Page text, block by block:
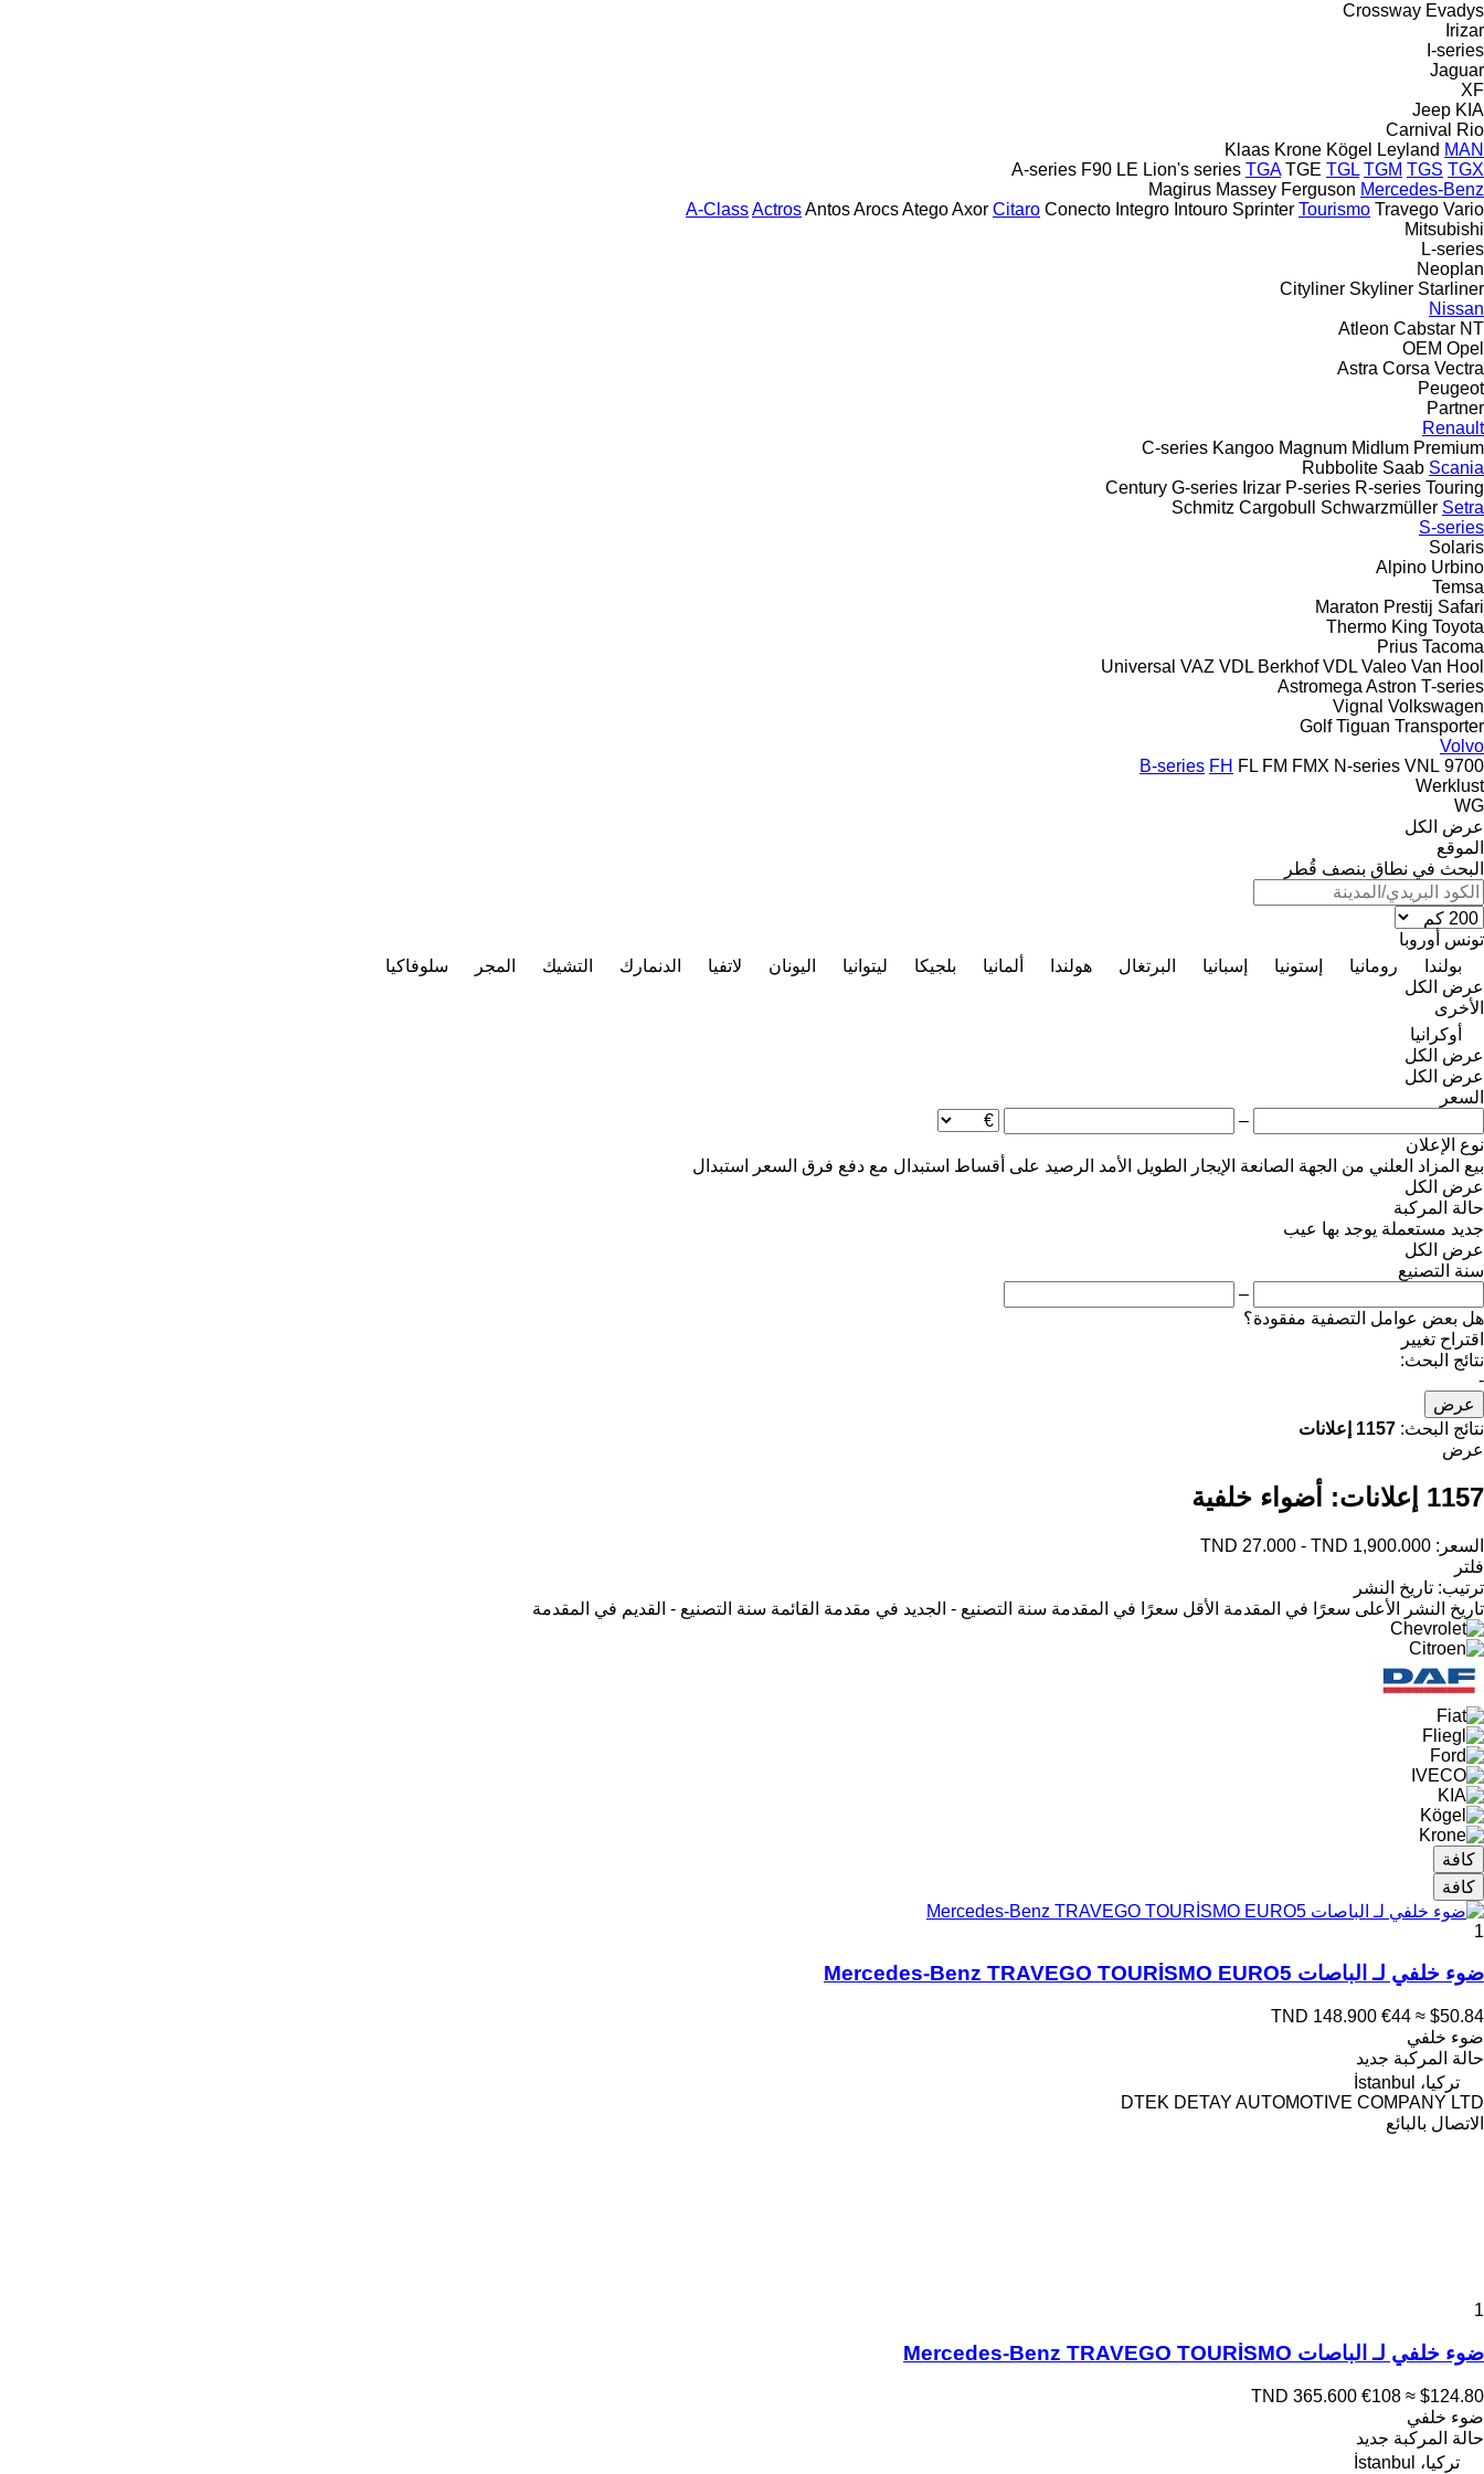
Crossway Evadys
Irizar
I-series
Jaguar
XF
Jeep KIA
Carnival
Rio
Klaas Krone Kögel Leyland MAN
A-series F90 LE Lion's series TGA TGE TGL TGM TGS TGX
Magirus Massey Ferguson Mercedes-Benz
A-ClassActrosAntosArocsAtegoAxor Citaro Conecto Integro Intouro Sprinter Tourismo Travego Vario
Mitsubishi
L-series
Neoplan
Cityliner Skyliner Starliner
Nissan
Atleon Cabstar NT
OEM Opel
Astra Corsa Vectra
Peugeot
Partner
Renault
C-series Kangoo Magnum Midlum Premium
Rubbolite Saab Scania
Century G-series Irizar P-series R-series Touring
Schmitz Cargobull
Schwarzmüller Setra
S-series
Solaris
Alpino Urbino
Temsa
Maraton Prestij Safari
Thermo King Toyota
Prius Tacoma
Universal VAZ VDL Berkhof VDL Valeo Van Hool
Astromega Astron T-series
Vignal Volkswagen
Golf Tiguan Transporter
Volvo
9700
B-series FH FL FM FMX N-series VNL
Werklust
WG
عرض الكل
الموقع
البحث في نطاق بنصف قُطر
تونس أوروبا
بولندا
رومانيا إستونيا إسبانيا البرتغال هولندا ألمانيا بلجيكا ليتوانيا اليونان لاتفيا الدنمارك التشيك المجر
سلوفاكيا
عرض الكل
الأخرى
أوكرانيا
عرض الكل
عرض الكل
السعر
–
نوع الإعلان
بيع المزاد العلني من الجهة الصانعة الإيجار الطويل الأمد الرصيد على أقساط استبدال مع دفع فرق السعر
استبدال
عرض الكل
حالة المركبة
جديد مستعملة يوجد بها عيب
عرض الكل
سنة التصنيع
–
هل بعض عوامل التصفية مفقودة؟
اقتراح تغيير
نتائج البحث:
-
عرض
نتائج البحث: 1157 إعلانات
عرض
1157 إعلانات: أضواء خلفية
السعر: TND 27.000 - TND 1,900.000
فلتر
ترتيب: تاريخ النشر
تاريخ النشر
الأعلى سعرًا في المقدمة الأقل سعرًا في المقدمة سنة التصنيع - الجديد في مقدمة القائمة سنة التصنيع - القديم في المقدمة
كافة
كافة
1
ضوء خلفي لـ الباصات Mercedes-Benz TRAVEGO TOURİSMO EURO5
TND 148.900 €44 ≈ $50.84
ضوء خلفي
حالة المركبة جديد
تركيا، İstanbul
DTEK DETAY AUTOMOTIVE COMPANY LTD
الاتصال بالبائع
1
ضوء خلفي لـ الباصات Mercedes-Benz TRAVEGO TOURİSMO
TND 365.600 €108 ≈ $124.80
ضوء خلفي
حالة المركبة جديد
تركيا، İstanbul